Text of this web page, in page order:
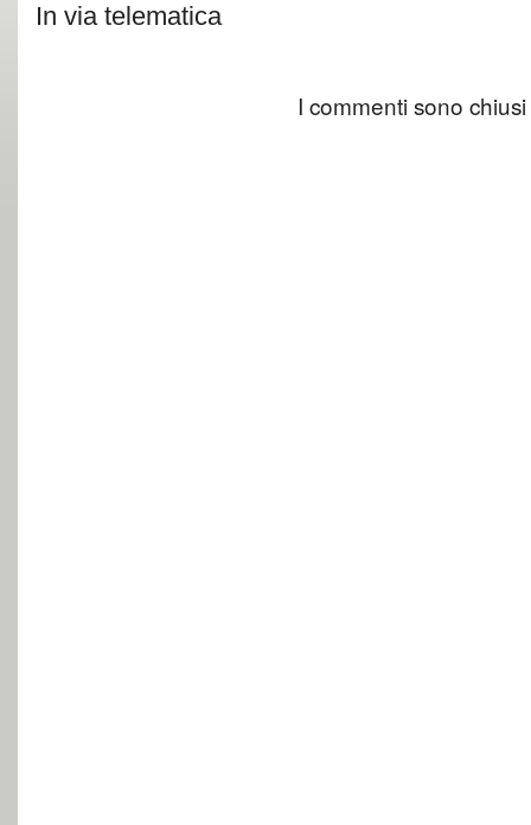
In via telematica
I commenti sono chiusi